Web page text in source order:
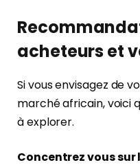
acheteurs et
Si vous envisagez de
marché africain, voici
à explorer.
Concentrez vous